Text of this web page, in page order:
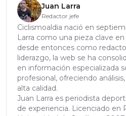
Juan Larra
Redactor jefe
Ciclismoaldia nació en
Larra como una pieza clave
desde entonces como
liderazgo, la web se ha
en información especializada
profesional, ofreciendo
alta calidad.
Juan Larra es periodista
de experiencia. Licenciado en